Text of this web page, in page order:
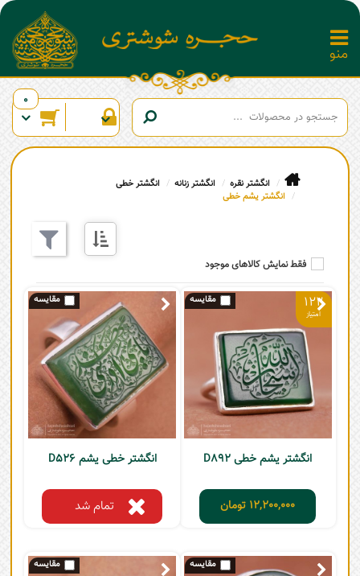
0
انگشتر نقره انگشتر زنانه
انگشتر خطی
انگشتر یشم خطی
فقط نمایش کالاهای موجود
122
انگشتر یشم خطی D892
12,200,000 تومان
انگشتر خطی یشم D526
تمام شد